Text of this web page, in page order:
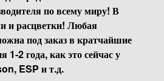
по всему миру! В
и расцветки! Любая
под заказ в кратчайшие
1-2 года, как это сейчас у
ESP и т.д.